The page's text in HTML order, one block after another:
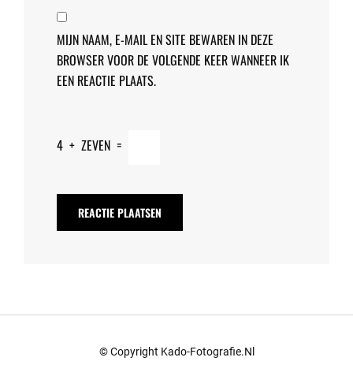
MIJN NAAM, E-MAIL EN SITE BEWAREN IN DEZE
BROWSER VOOR DE VOLGENDE KEER WANNEER IK
EEN REACTIE PLAATS.
4 + ZEVEN =
© Copyright Kado-Fotografie.nl